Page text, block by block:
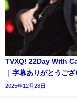
TVXQ! 22Day With
｜字幕ありがとうご
2025年12月28日